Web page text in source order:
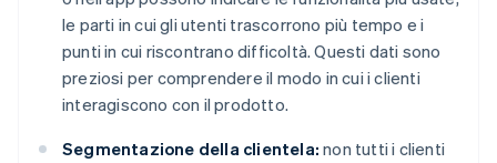
le parti in cui gli utenti trascorrono più tempo e i
punti in cui riscontrano difficoltà. Questi dati sono
preziosi per comprendere il modo in cui i clienti
interagiscono con il prodotto.
Segmentazione della clientela: non tutti i clienti